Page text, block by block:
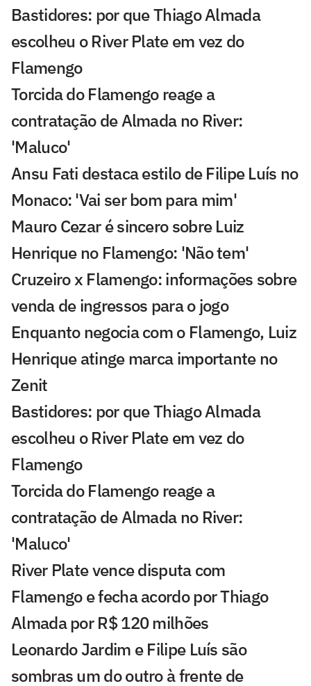
Bastidores: por que Thiago Almada
escolheu o River Plate em vez do
Flamengo
Torcida do Flamengo reage a
contratação de Almada no River:
'Maluco'
Ansu Fati destaca estilo de Filipe Luís no
Monaco: 'Vai ser bom para mim'
Mauro Cezar é sincero sobre Luiz
Henrique no Flamengo: 'Não tem'
Cruzeiro x Flamengo: informações sobre
venda de ingressos para o jogo
Enquanto negocia com o Flamengo, Luiz
Henrique atinge marca importante no
Zenit
Bastidores: por que Thiago Almada
escolheu o River Plate em vez do
Flamengo
Torcida do Flamengo reage a
contratação de Almada no River:
'Maluco'
River Plate vence disputa com
Flamengo e fecha acordo por Thiago
Almada por R$ 120 milhões
Leonardo Jardim e Filipe Luís são
sombras um do outro à frente de